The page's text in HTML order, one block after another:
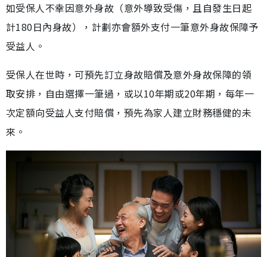
如受保人不幸因意外身故（意外導致受傷，且自發生日起
計180日內身故），計劃亦會額外支付一筆意外身故保障予
受益人。
受保人在世時，可預先訂立身故賠償及意外身故保障的領
取安排，自由選擇一筆過，或以10年期或20年期，每年一
次定額向受益人支付賠償，預先為家人建立財務穩健的未
來。